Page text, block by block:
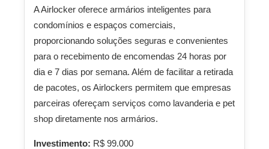
A Airlocker oferece armários inteligentes para
condomínios e espaços comerciais,
proporcionando soluções seguras e convenientes
para o recebimento de encomendas 24 horas por
dia e 7 dias por semana. Além de facilitar a retirada
de pacotes, os Airlockers permitem que empresas
parceiras ofereçam serviços como lavanderia e pet
shop diretamente nos armários.
Investimento: R$ 99.000